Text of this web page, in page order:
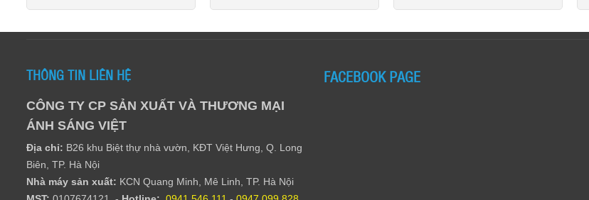
THÔNG TIN LIÊN HỆ
CÔNG TY CP SẢN XUẤT VÀ THƯƠNG MẠI
ÁNH SÁNG VIỆT
Địa chỉ: B26 khu Biệt thự nhà vườn, KĐT Việt Hưng, Q. Long
Biên, TP. Hà Nội
Nhà máy sản xuất: KCN Quang Minh, Mê Linh, TP. Hà Nội
FACEBOOK PAGE